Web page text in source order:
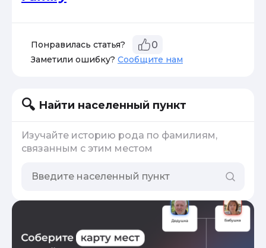
Понравилась статья? 0
Заметили ошибку? Сообщите нам
Найти населенный пункт
Изучайте историю рода по фамилиям,
связанным с этим местом